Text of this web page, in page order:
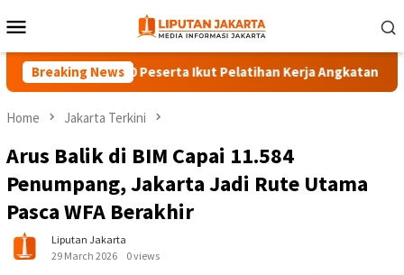
to
Menu
Breaking News
140 Peserta Ikut Pelatihan Kerja Angkatan 1 di PPKD
Home Jakarta Terkini
Arus Balik di BIM Capai 11.584
Penumpang, Jakarta Jadi Rute Utama
Pasca WFA Berakhir
Liputan Jakarta
29 March 2026
0 views